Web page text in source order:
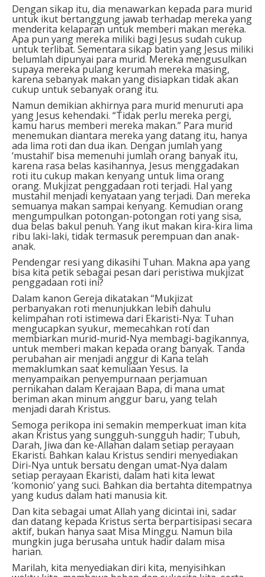
Dengan sikap itu, dia menawarkan kepada para murid
untuk ikut bertanggung jawab terhadap mereka yang
menderita kelaparan untuk memberi makan mereka.
Apa pun yang mereka miliki bagi Jesus sudah cukup
untuk terlibat. Sementara sikap batin yang Jesus miliki
belumlah dipunyai para murid. Mereka mengusulkan
supaya mereka pulang kerumah mereka masing,
karena sebanyak makan yang disiapkan tidak akan
cukup untuk sebanyak orang itu.
Namun demikian akhirnya para murid menuruti apa
yang Jesus kehendaki. “Tidak perlu mereka pergi,
kamu harus memberi mereka makan.” Para murid
menemukan diantara mereka yang datang itu, hanya
ada lima roti dan dua ikan. Dengan jumlah yang
‘mustahil’ bisa memenuhi jumlah orang banyak itu,
karena rasa belas kasihannya, Jesus menggadakan
roti itu cukup makan kenyang untuk lima orang
orang. Mukjizat penggadaan roti terjadi. Hal yang
mustahil menjadi kenyataan yang terjadi. Dan mereka
semuanya makan sampai kenyang. Kemudian orang
mengumpulkan potongan-potongan roti yang sisa,
dua belas bakul penuh. Yang ikut makan kira-kira lima
ribu laki-laki, tidak termasuk perempuan dan anak-
anak.
Pendengar resi yang dikasihi Tuhan. Makna apa yang
bisa kita petik sebagai pesan dari peristiwa mukjizat
penggadaan roti ini?
Dalam kanon Gereja dikatakan “Mukjizat
perbanyakan roti menunjukkan lebih dahulu
kelimpahan roti istimewa dari Ekaristi-Nya: Tuhan
mengucapkan syukur, memecahkan roti dan
membiarkan murid-murid-Nya membagi-bagikannya,
untuk memberi makan kepada orang banyak. Tanda
perubahan air menjadi anggur di Kana telah
memaklumkan saat kemuliaan Yesus. Ia
menyampaikan penyempurnaan perjamuan
pernikahan dalam Kerajaan Bapa, di mana umat
beriman akan minum anggur baru, yang telah
menjadi darah Kristus.
Semoga perikopa ini semakin memperkuat iman kita
akan Kristus yang sungguh-sungguh hadir; Tubuh,
Darah, Jiwa dan ke-Allahan dalam setiap perayaan
Ekaristi. Bahkan kalau Kristus sendiri menyediakan
Diri-Nya untuk bersatu dengan umat-Nya dalam
setiap perayaan Ekaristi, dalam hati kita lewat
‘komonio’ yang suci. Bahkan dia bertahta ditempatnya
yang kudus dalam hati manusia kit.
Dan kita sebagai umat Allah yang dicintai ini, sadar
dan datang kepada Kristus serta berpartisipasi secara
aktif, bukan hanya saat Misa Minggu. Namun bila
mungkin juga berusaha untuk hadir dalam misa
harian.
Marilah, kita menyediakan diri kita, menyisihkan